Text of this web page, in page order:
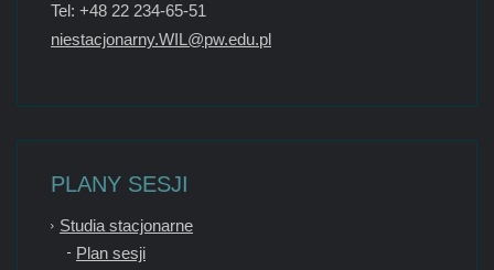
Tel: +48 22 234-65-51
niestacjonarny.WIL@pw.edu.pl
PLANY SESJI
Studia stacjonarne
Plan sesji